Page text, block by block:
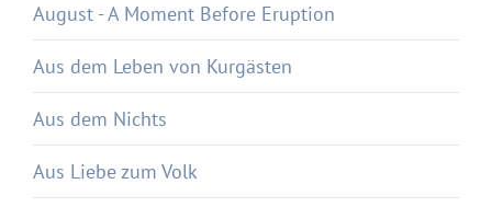
August - A Moment Before Eruption
Aus dem Leben von Kurgästen
Aus dem Nichts
Aus Liebe zum Volk